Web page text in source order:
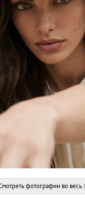
фотографии во весь